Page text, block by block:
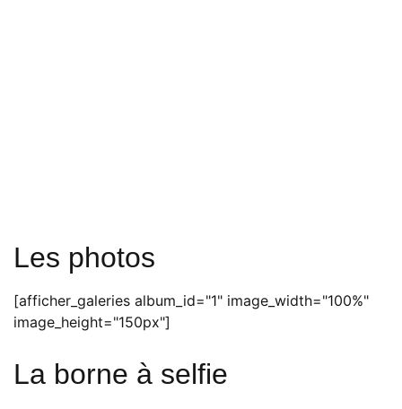
Les photos
[afficher_galeries album_id="1" image_width="100%"
image_height="150px"]
La borne à selfie